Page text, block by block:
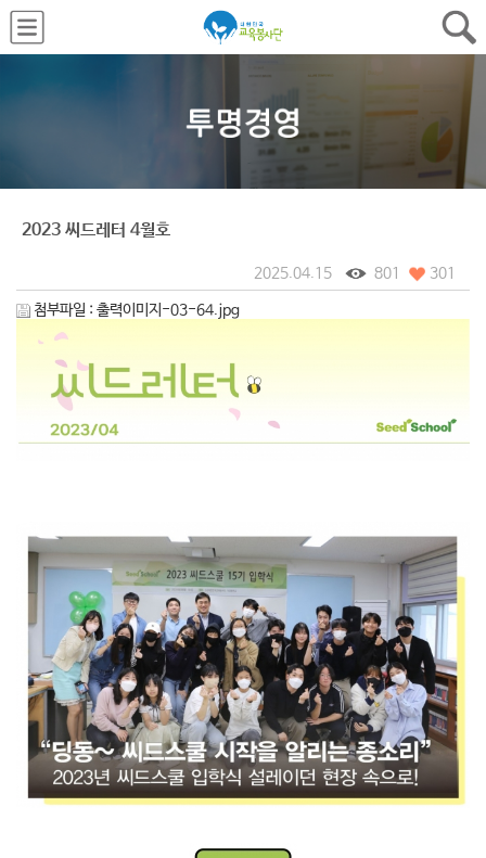
2023 씨드레터 4월호
2025.04.15 801 301
첨부파일 : 출력이미지-03-64.jpg